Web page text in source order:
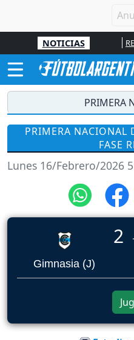
NOTICIAS
PRIMERA
PRIMERA NACIONAL
FASE
Lunes 16/Febrero/2026
Gimnasia (J)
2